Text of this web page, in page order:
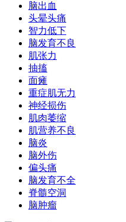
脑出血
头晕头痛
智力低下
脑发育不良
肌张力
抽搐
面瘫
重症肌无力
神经损伤
肌肉萎缩
肌营养不良
脑炎
脑外伤
偏头痛
脑发育不全
脊髓空洞
脑肿瘤